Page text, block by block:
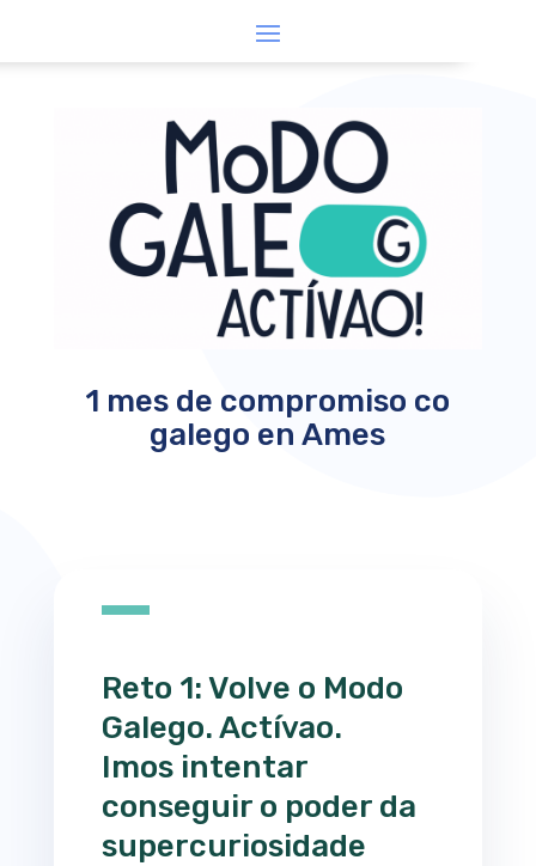
1 mes de compromiso co
galego en Ames
Reto 1: Volve o Modo
Galego. Actívao.
Imos intentar
conseguir o poder da
supercuriosidade